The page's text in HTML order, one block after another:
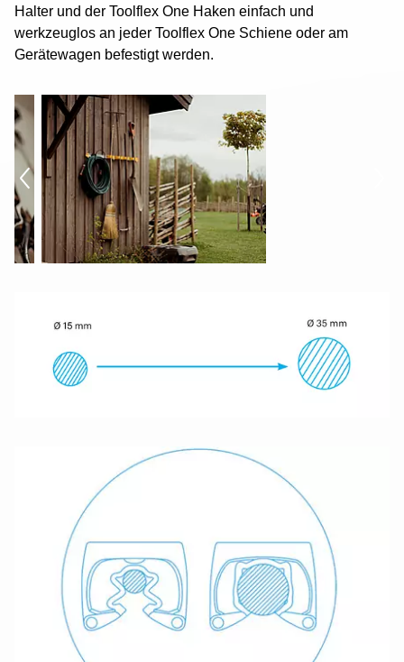
Infos
Montage
Über uns
Kontakt
News
Toolflex Shop
Inhalt
Kontakt
Datenschutz
Druckansicht
Halter und der Toolflex One Haken einfach und
werkzeuglos an jeder Toolflex One Schiene oder am
Gerätewagen befestigt werden.